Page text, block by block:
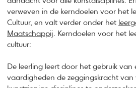
verweven in de kerndoelen voor het
Cultuur, en valt verder onder het
Maatschappij . Kerndoelen voor het
cultuur:
​De leerling leert door het gebruik van
vaardigheden de zeggingskracht van